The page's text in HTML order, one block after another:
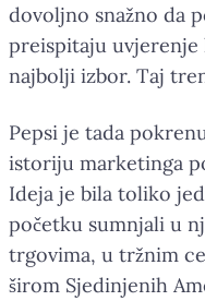
dovoljno snažno da
preispitaju uvjerenje
najbolji izbor. Taj
Pepsi je tada
istoriju marketinga
Ideja je bila toliko
početku sumnjali u
trgovima, u tržnim
širom Sjedinjenih